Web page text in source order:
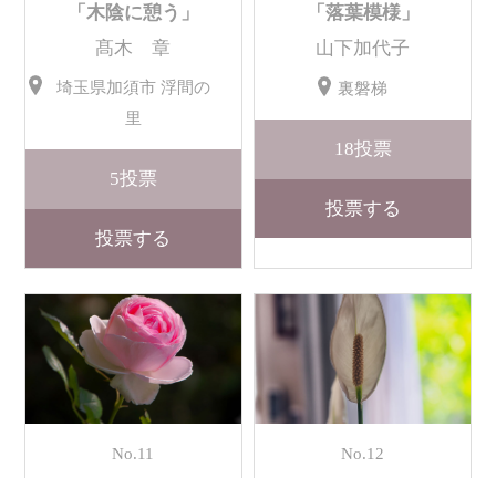
「木陰に憩う」
髙木 章
埼玉県加須市 浮間の
里
5投票
投票する
「落葉模様」
山下加代子
裏磐梯
18投票
投票する
No.11 No.12